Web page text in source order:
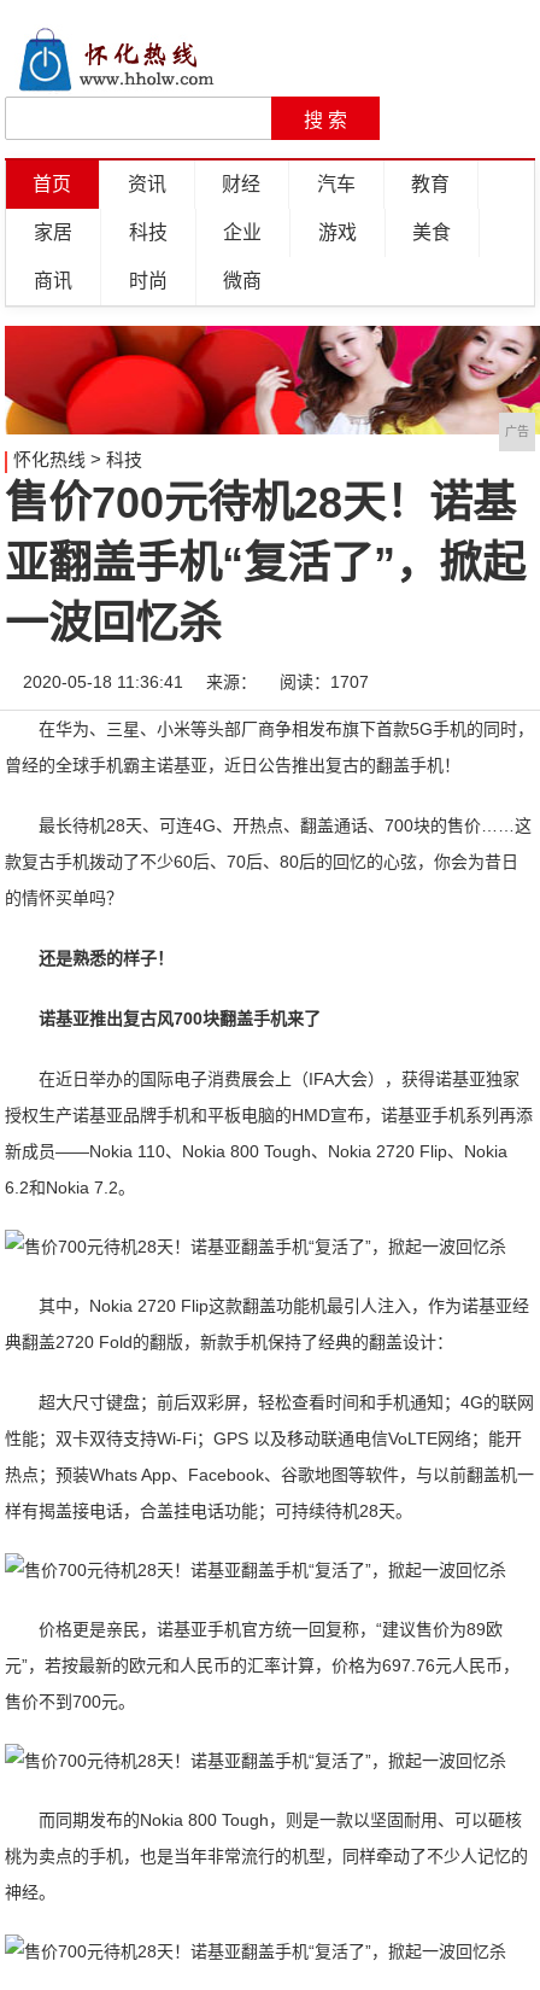
首页 资讯 财经 汽车 教育
家居 科技 企业 游戏 美食
商讯 时尚 微商
广告
怀化热线 > 科技
售价700元待机28天！诺基
亚翻盖手机“复活了”，掀起
一波回忆杀
2020-05-18 11:36:41 来源： 阅读：1707
在华为、三星、小米等头部厂商争相发布旗下首款5G手机的同时，
曾经的全球手机霸主诺基亚，近日公告推出复古的翻盖手机！
最长待机28天、可连4G、开热点、翻盖通话、700块的售价……这
款复古手机拨动了不少60后、70后、80后的回忆的心弦，你会为昔日
的情怀买单吗？
还是熟悉的样子！
诺基亚推出复古风700块翻盖手机来了
在近日举办的国际电子消费展会上（IFA大会），获得诺基亚独家
授权生产诺基亚品牌手机和平板电脑的HMD宣布，诺基亚手机系列再添
新成员——Nokia 110、Nokia 800 Tough、Nokia 2720 Flip、Nokia
6.2和Nokia 7.2。
其中，Nokia 2720 Flip这款翻盖功能机最引人注入，作为诺基亚经
典翻盖2720 Fold的翻版，新款手机保持了经典的翻盖设计：
超大尺寸键盘；前后双彩屏，轻松查看时间和手机通知；4G的联网
性能；双卡双待支持Wi-Fi；GPS 以及移动联通电信VoLTE网络；能开
热点；预装Whats App、Facebook、谷歌地图等软件，与以前翻盖机一
样有揭盖接电话，合盖挂电话功能；可持续待机28天。
价格更是亲民，诺基亚手机官方统一回复称，“建议售价为89欧
元”，若按最新的欧元和人民币的汇率计算，价格为697.76元人民币，
售价不到700元。
而同期发布的Nokia 800 Tough，则是一款以坚固耐用、可以砸核
桃为卖点的手机，也是当年非常流行的机型，同样牵动了不少人记忆的
神经。